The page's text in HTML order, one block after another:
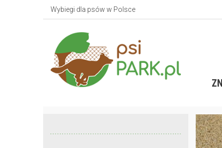
Wybiegi dla psów w Polsce